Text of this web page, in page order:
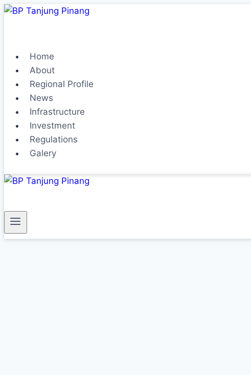
Home
About
Regional Profile
News
Infrastructure
Investment
Regulations
Galery